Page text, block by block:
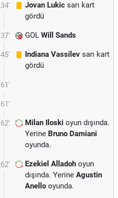
34' Jovan Lukic sarı kart
gördü
37' GOL Will Sands
45' Indiana Vassilev sarı kart
gördü
61'
61'
62' Milan Iloski oyun dışında.
Yerine Bruno Damiani
oyunda.
62' Ezekiel Alladoh oyun
dışında. Yerine Agustin
Anello oyunda.